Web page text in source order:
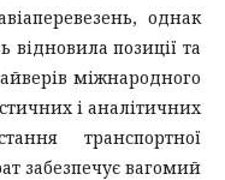
однак
відновила позиції та
міжнародного
і аналітичних
транспортної
забезпечує вагомий